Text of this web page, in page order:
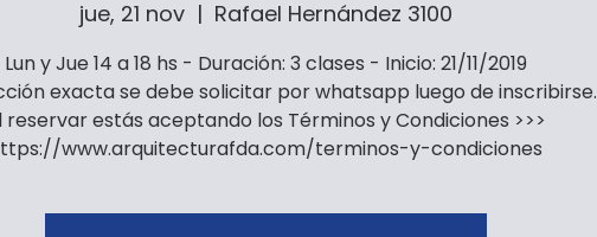
jue, 21 nov
  |
Rafael Hernández 3100
Lun y Jue 14 a 18 hs - Duración: 3 clases - Inicio: 21/11/2019
exacta se debe solicitar por whatsapp luego de inscribirse.
reservar estás aceptando los Términos y Condiciones >>>
www.arquitecturafda.com/terminos-y-condiciones